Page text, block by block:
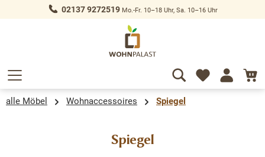
springen 02137 9272519Mo.-Fr. 10–18 Uhr, Sa. 10–16 Uhr
alle Möbel Wohnaccessoires Spiegel
Spiegel